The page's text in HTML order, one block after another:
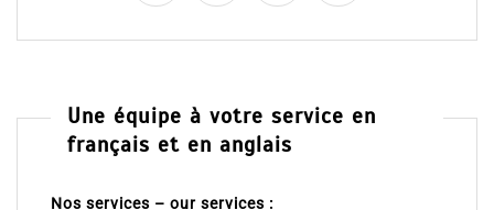
Une équipe à votre service en
français et en anglais
Nos services – our services :